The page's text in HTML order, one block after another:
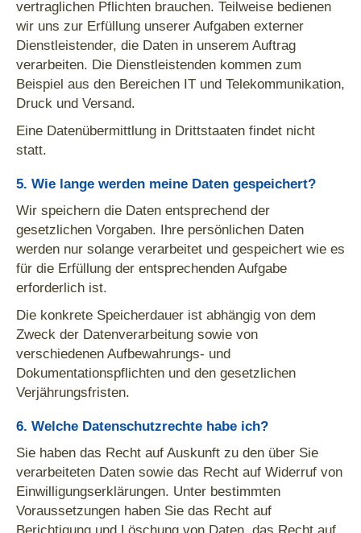
vertraglichen Pflichten brauchen. Teilweise bedienen
wir uns zur Erfüllung unserer Aufgaben externer
Dienstleistender, die Daten in unserem Auftrag
verarbeiten. Die Dienstleistenden kommen zum
Beispiel aus den Bereichen IT und Telekommunikation,
Druck und Versand.
Eine Datenübermittlung in Drittstaaten findet nicht
statt.
5. Wie lange werden meine Daten gespeichert?
Wir speichern die Daten entsprechend der
gesetzlichen Vorgaben. Ihre persönlichen Daten
werden nur solange verarbeitet und gespeichert wie es
für die Erfüllung der entsprechenden Aufgabe
erforderlich ist.
Die konkrete Speicherdauer ist abhängig von dem
Zweck der Datenverarbeitung sowie von
verschiedenen Aufbewahrungs- und
Dokumentationspflichten und den gesetzlichen
Verjährungsfristen.
6. Welche Datenschutzrechte habe ich?
Sie haben das Recht auf Auskunft zu den über Sie
verarbeiteten Daten sowie das Recht auf Widerruf von
Einwilligungserklärungen. Unter bestimmten
Voraussetzungen haben Sie das Recht auf
Berichtigung und Löschung von Daten, das Recht auf